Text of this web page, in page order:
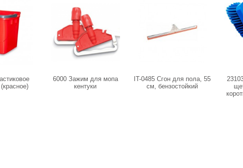
6000 Зажим для мопа
кентуки
IT-0485 Сгон для пола, 55
см, бензостойкий